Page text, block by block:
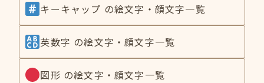
キーキャップ の絵文字・顔文字一覧
英数字 の絵文字・顔文字一覧
図形 の絵文字・顔文字一覧